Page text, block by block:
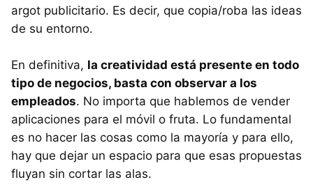
argot publicitario. Es decir, que copia/roba las ideas
de su entorno.
En definitiva, la creatividad está presente en todo
tipo de negocios, basta con observar a los
empleados. No importa que hablemos de vender
aplicaciones para el móvil o fruta. Lo fundamental
es no hacer las cosas como la mayoría y para ello,
hay que dejar un espacio para que esas propuestas
fluyan sin cortar las alas.